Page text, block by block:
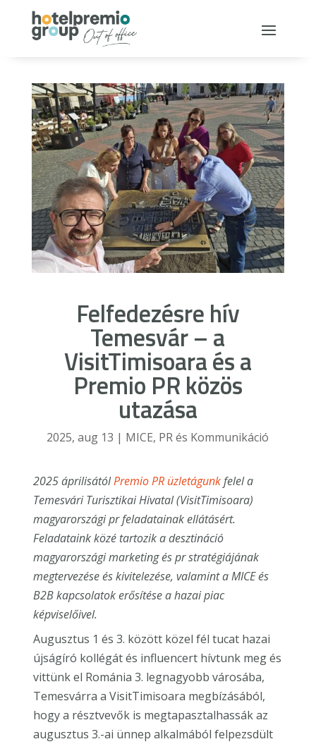
Felfedezésre hív
Temesvár – a
VisitTimisoara és a
Premio PR közös
utazása
2025, aug 13 | MICE, PR és Kommunikáció
2025 áprilisátólPremio PR üzletágunkfelel a
Temesvári Turisztikai Hivatal (VisitTimisoara)
magyarországi pr feladatainak ellátásért.
Feladataink közé tartozik a desztináció
magyarországi marketing és pr stratégiájának
megtervezése és kivitelezése, valamint a MICE és
B2B kapcsolatok erősítése a hazai piac
képviselőivel.
Augusztus 1 és 3. között közel fél tucat hazai
újságíró kollégát és influencert hívtunk meg és
vittünk el Románia 3. legnagyobb városába,
Temesvárra a VisitTimisoara megbízásából,
hogy a résztvevők is megtapasztalhassák az
augusztus 3.-ai ünnep alkalmából felpezsdült